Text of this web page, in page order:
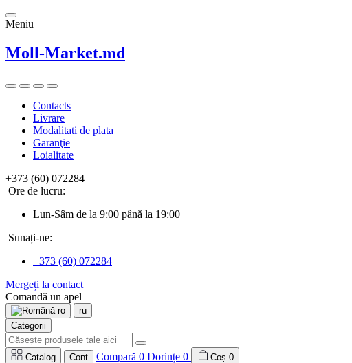
Meniu
Moll-Market.md
Contacts
Livrare
Modalitati de plata
Garanţie
Loialitate
+373 (60) 072284
Ore de lucru:
Lun-Sâm de la 9:00 până la 19:00
Sunați-ne:
+373 (60) 072284
Mergeți la contact
Comandă un apel
ro
ru
Categorii
Catalog Cont Compară 0 Dorințe 0 Coș 0